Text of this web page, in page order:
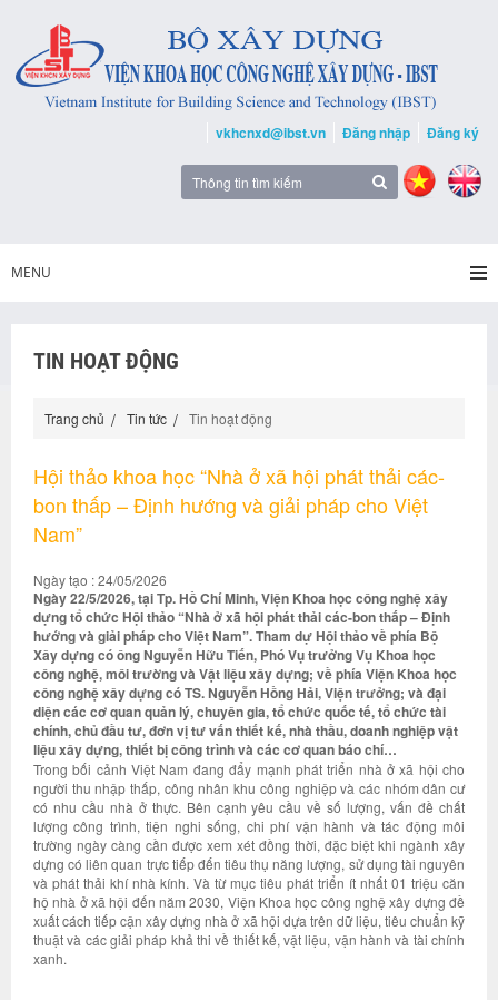
vkhcnxd@ibst.vn Đăng nhập Đăng ký
MENU
TIN HOẠT ĐỘNG
Trang chủ Tin tức Tin hoạt động
Hội thảo khoa học “Nhà ở xã hội phát thải các-
bon thấp – Định hướng và giải pháp cho Việt
Nam”
Ngày tạo : 24/05/2026
Ngày 22/5/2026, tại Tp. Hồ Chí Minh, Viện Khoa học công nghệ xây
dựng tổ chức Hội thảo “Nhà ở xã hội phát thải các-bon thấp – Định
hướng và giải pháp cho Việt Nam”. Tham dự Hội thảo về phía Bộ
Xây dựng có ông Nguyễn Hữu Tiến, Phó Vụ trưởng Vụ Khoa học
công nghệ, môi trường và Vật liệu xây dựng; về phía Viện Khoa học
công nghệ xây dựng có TS. Nguyễn Hồng Hải, Viện trưởng; và đại
diện các cơ quan quản lý, chuyên gia, tổ chức quốc tế, tổ chức tài
chính, chủ đầu tư, đơn vị tư vấn thiết kế, nhà thầu, doanh nghiệp vật
liệu xây dựng, thiết bị công trình và các cơ quan báo chí…
Trong bối cảnh Việt Nam đang đẩy mạnh phát triển nhà ở xã hội cho
người thu nhập thấp, công nhân khu công nghiệp và các nhóm dân cư
có nhu cầu nhà ở thực. Bên cạnh yêu cầu về số lượng, vấn đề chất
lượng công trình, tiện nghi sống, chi phí vận hành và tác động môi
trường ngày càng cần được xem xét đồng thời, đặc biệt khi ngành xây
dựng có liên quan trực tiếp đến tiêu thụ năng lượng, sử dụng tài nguyên
và phát thải khí nhà kính. Và từ mục tiêu phát triển ít nhất 01 triệu căn
hộ nhà ở xã hội đến năm 2030, Viện Khoa học công nghệ xây dựng đề
xuất cách tiếp cận xây dựng nhà ở xã hội dựa trên dữ liệu, tiêu chuẩn kỹ
thuật và các giải pháp khả thi về thiết kế, vật liệu, vận hành và tài chính
xanh.